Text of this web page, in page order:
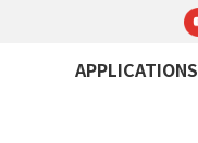
APPLICATIONS